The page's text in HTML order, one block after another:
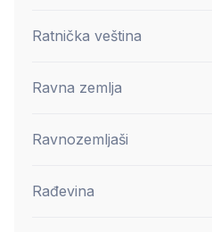
Ratnička veština
Ravna zemlja
Ravnozemljaši
Rađevina